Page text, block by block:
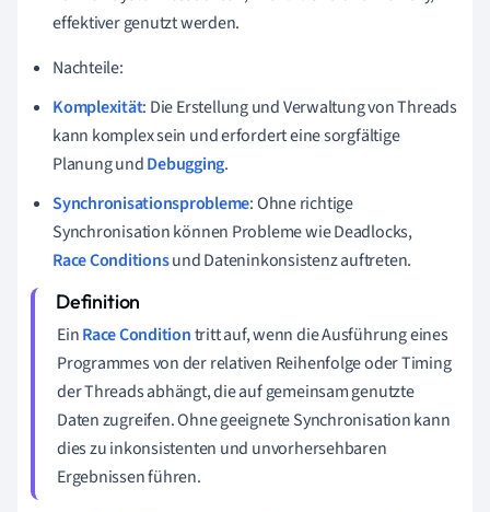
effektiver genutzt werden.
Nachteile:
Komplexität: Die Erstellung und Verwaltung von Threads
kann komplex sein und erfordert eine sorgfältige
Planung undDebugging.
Synchronisationsprobleme: Ohne richtige
Synchronisation können Probleme wie Deadlocks,
Race Conditionsund Dateninkonsistenz auftreten.
EinRace Conditiontritt auf, wenn die Ausführung eines
Programmes von der relativen Reihenfolge oder Timing
der Threads abhängt, die auf gemeinsam genutzte
Daten zugreifen. Ohne geeignete Synchronisation kann
dies zu inkonsistenten und unvorhersehbaren
Ergebnissen führen.